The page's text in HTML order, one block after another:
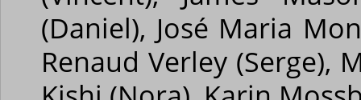
(Daniel), José Maria
Renaud Verley (Serge),